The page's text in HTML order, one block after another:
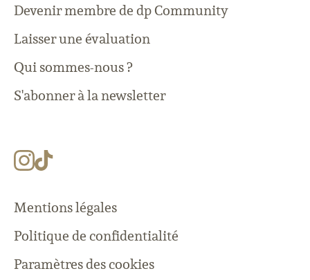
Devenir membre de dp Community
Laisser une évaluation
Qui sommes-nous ?
S'abonner à la newsletter
Mentions légales
Politique de confidentialité
Paramètres des cookies